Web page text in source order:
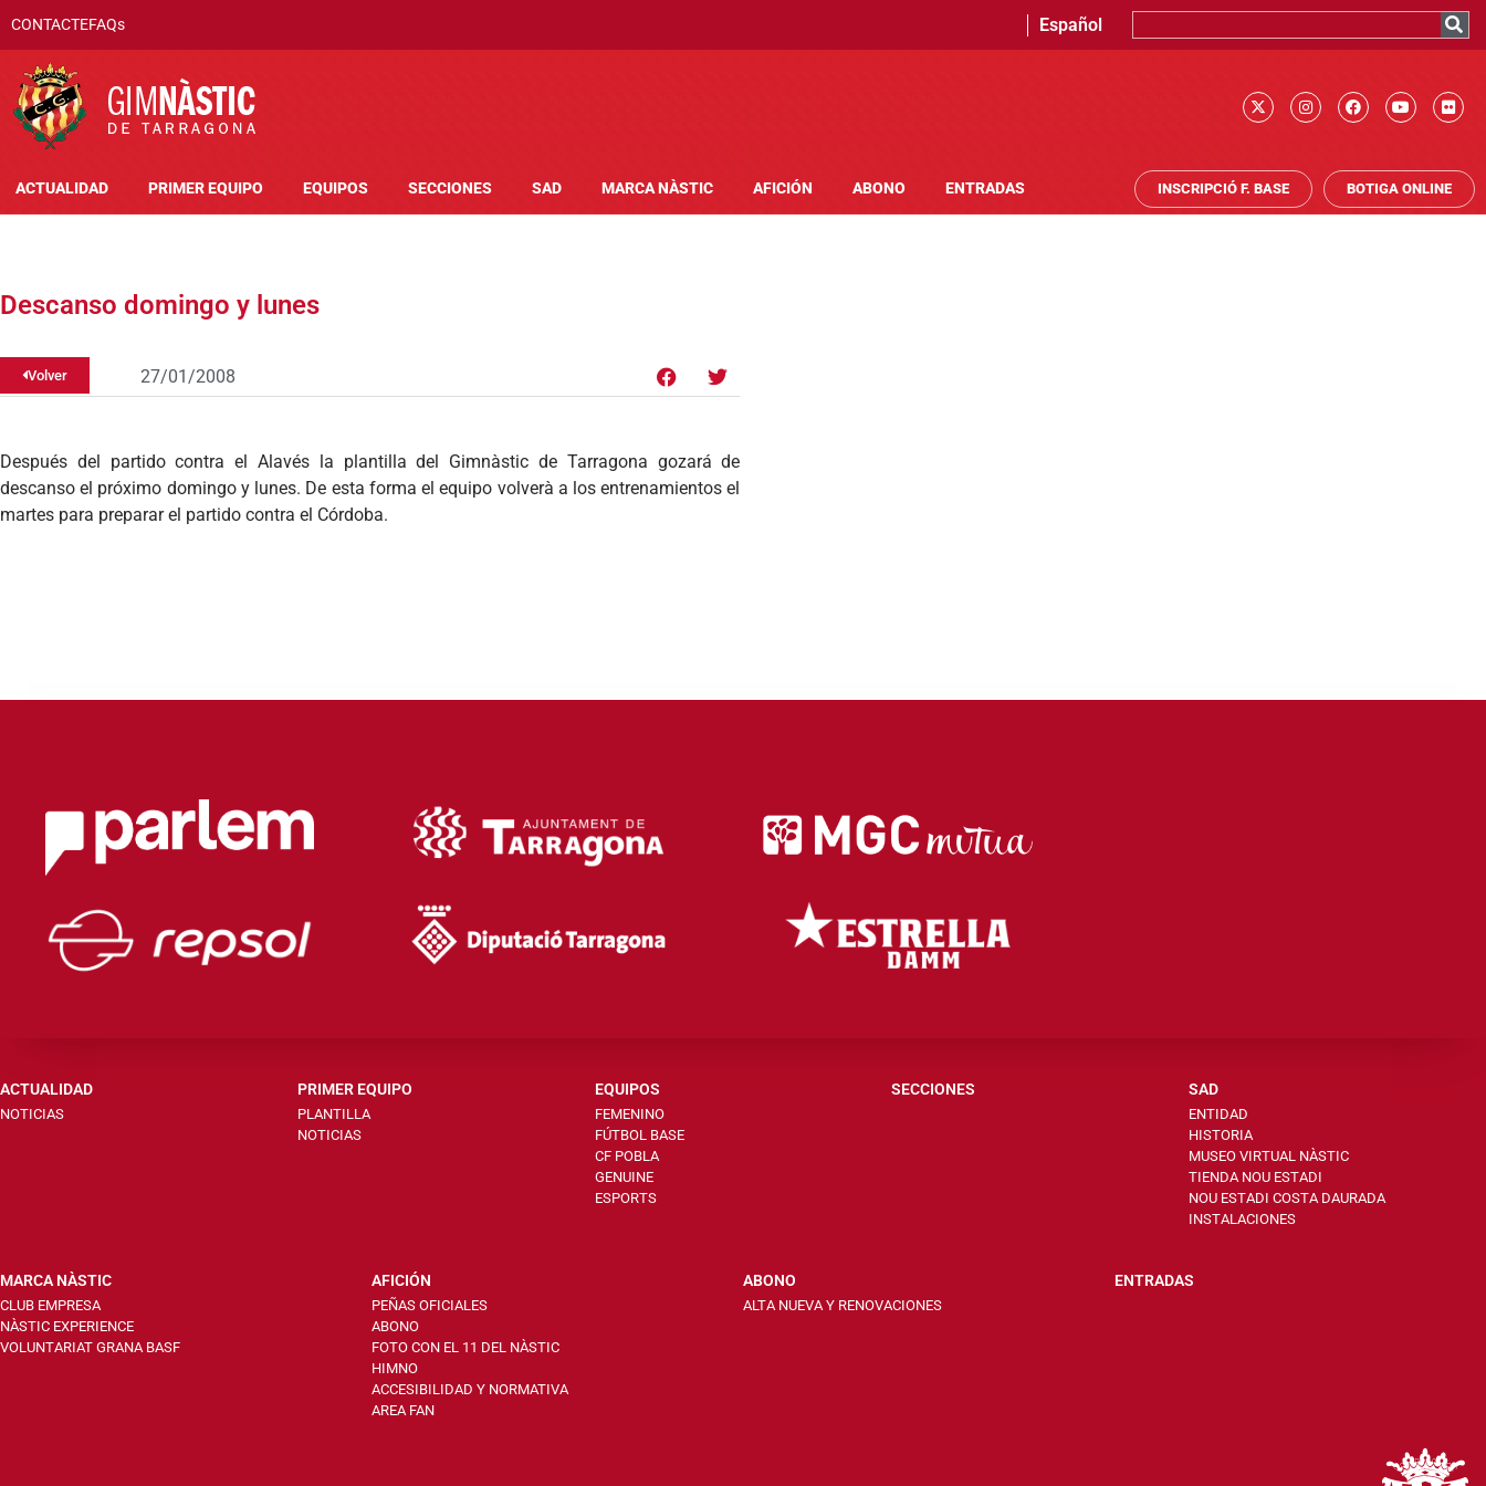
CONTACTEFAQs Español
ACTUALIDAD PRIMER EQUIPO EQUIPOS SECCIONES SAD MARCA NÀSTIC AFICIÓN ABONO ENTRADAS INSCRIPCIÓ F. BASE BOTIGA ONLINE
Descanso domingo y lunes
Volver 27/01/2008
Después del partido contra el Alavés la plantilla del Gimnàstic de Tarragona gozará de
descanso el próximo domingo y lunes. De esta forma el equipo volverà a los entrenamientos el
martes para preparar el partido contra el Córdoba.
ACTUALIDAD
NOTICIAS
PRIMER EQUIPO
PLANTILLA
NOTICIAS
EQUIPOS
FEMENINO
FÚTBOL BASE
CF POBLA
GENUINE
ESPORTS
SECCIONES SAD
ENTIDAD
HISTORIA
MUSEO VIRTUAL NÀSTIC
TIENDA NOU ESTADI
NOU ESTADI COSTA DAURADA
INSTALACIONES
MARCA NÀSTIC
CLUB EMPRESA
NÀSTIC EXPERIENCE
VOLUNTARIAT GRANA BASF
AFICIÓN
PEÑAS OFICIALES
ABONO
FOTO CON EL 11 DEL NÀSTIC
HIMNO
ACCESIBILIDAD Y NORMATIVA
AREA FAN
ABONO
ALTA NUEVA Y RENOVACIONES
ENTRADAS